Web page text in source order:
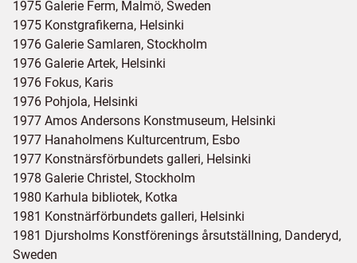
1975 Galerie Ferm, Malmö, Sweden
1975 Konstgrafikerna, Helsinki
1976 Galerie Samlaren, Stockholm
1976 Galerie Artek, Helsinki
1976 Fokus, Karis
1976 Pohjola, Helsinki
1977 Amos Andersons Konstmuseum, Helsinki
1977 Hanaholmens Kulturcentrum, Esbo
1977 Konstnärsförbundets galleri, Helsinki
1978 Galerie Christel, Stockholm
1980 Karhula bibliotek, Kotka
1981 Konstnärförbundets galleri, Helsinki
1981 Djursholms Konstförenings årsutställning, Danderyd,
Sweden